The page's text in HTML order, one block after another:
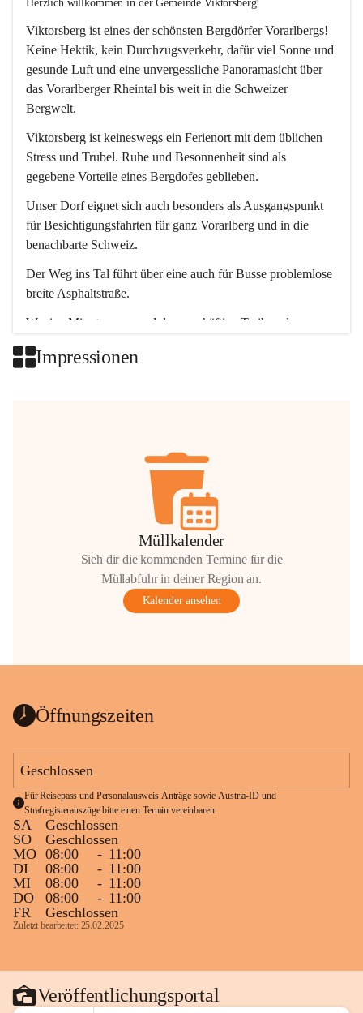
Herzlich willkommen in der Gemeinde Viktorsberg!
Viktorsberg ist eines der schönsten Bergdörfer Vorarlbergs!
Keine Hektik, kein Durchzugsverkehr, dafür viel Sonne und
gesunde Luft und eine unvergessliche Panoramasicht über
das Vorarlberger Rheintal bis weit in die Schweizer
Bergwelt.
Viktorsberg ist keineswegs ein Ferienort mit dem üblichen
Stress und Trubel. Ruhe und Besonnenheit sind als
gegebene Vorteile eines Bergdofes geblieben.
Unser Dorf eignet sich auch besonders als Ausgangspunkt
für Besichtigungsfahrten für ganz Vorarlberg und in die
benachbarte Schweiz.
Der Weg ins Tal führt über eine auch für Busse problemlose
breite Asphaltstraße.
Wenige Minuten nur, und das geschäftige Treiben der
Impressionen
Müllkalender
Sieh dir die kommenden Termine für die
Müllabfuhr in deiner Region an.
Kalender ansehen
Öffnungszeiten
Geschlossen
Für Reisepass und Personalausweis Anträge sowie Austria-ID und
Strafregisterauszüge bitte einen Termin vereinbaren.
SA
Geschlossen
SO
Geschlossen
MO 08:00 - 11:00
DI
08:00 - 11:00
MI
08:00 - 11:00
DO
08:00 - 11:00
FR
Geschlossen
Zuletzt bearbeitet: 25.02.2025
Veröffentlichungsportal